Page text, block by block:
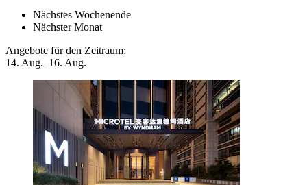
Nächstes Wochenende
Nächster Monat
Angebote für den Zeitraum:
14. Aug.–16. Aug.